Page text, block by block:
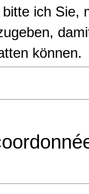
ich Sie,
können.